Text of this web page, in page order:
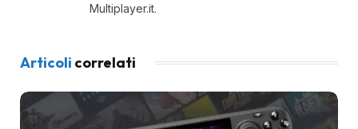
Multiplayer.it.
Articoli correlati